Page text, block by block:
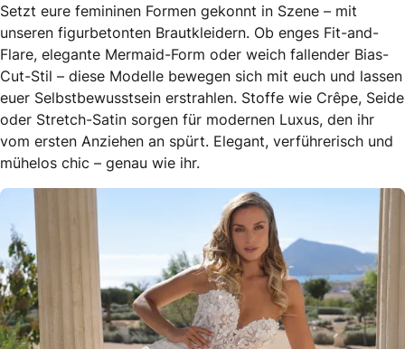
Setzt eure femininen Formen gekonnt in Szene – mit
unseren figurbetonten Brautkleidern. Ob enges Fit-and-
Flare, elegante Mermaid-Form oder weich fallender Bias-
Cut-Stil – diese Modelle bewegen sich mit euch und lassen
euer Selbstbewusstsein erstrahlen. Stoffe wie Crêpe, Seide
oder Stretch-Satin sorgen für modernen Luxus, den ihr
vom ersten Anziehen an spürt. Elegant, verführerisch und
mühelos chic – genau wie ihr.